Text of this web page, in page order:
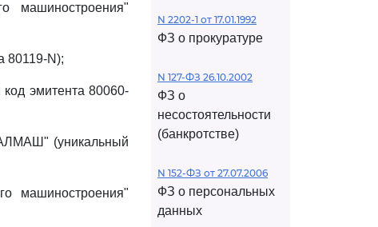
машиностроения"
80119-N);
эмитента 80060-
(уникальный
машиностроения"
N 2202-1 от 17.01.1992
ФЗ о прокуратуре
N 127-ФЗ 26.10.2002
ФЗ о
несостоятельности
(банкротстве)
N 152-ФЗ от 27.07.2006
ФЗ о персональных
данных